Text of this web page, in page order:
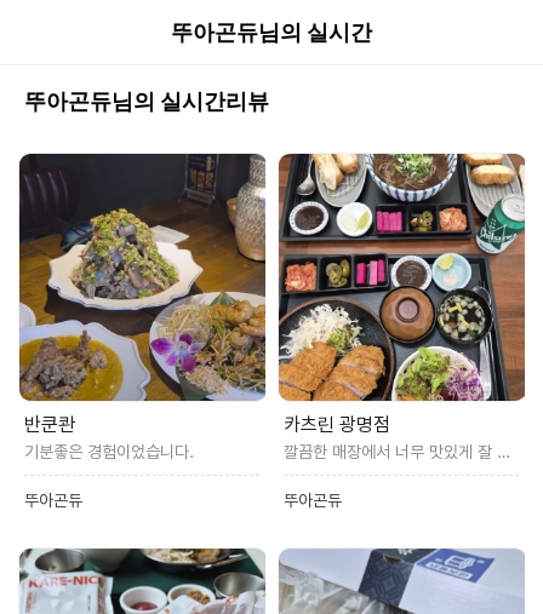
뚜아곤듀님의 실시간
리뷰
뚜아곤듀님의 실시간리뷰
반쿤콴
기분좋은 경험이었습니다.
뚜아곤듀
카츠린 광명점
깔끔한 매장에서 너무 맛있게 잘 먹었습니다
뚜아곤듀